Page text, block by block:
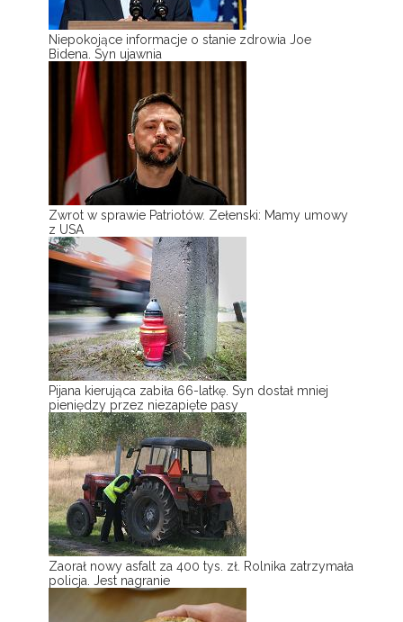
Niepokojące informacje o stanie zdrowia Joe
Bidena. Syn ujawnia
Zwrot w sprawie Patriotów. Zełenski: Mamy umowy
z USA
Pijana kierująca zabiła 66-latkę. Syn dostał mniej
pieniędzy przez niezapięte pasy
Zaorał nowy asfalt za 400 tys. zł. Rolnika zatrzymała
policja. Jest nagranie